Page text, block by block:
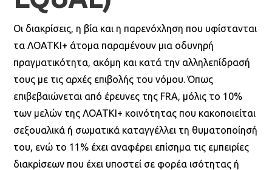
Οι διακρίσεις, η βία και η παρενόχληση που υφίστανται
τα ΛΟΑΤΚΙ+ άτομα παραμένουν μια οδυνηρή
πραγματικότητα, ακόμη και κατά την αλληλεπίδρασή
τους με τις αρχές επιβολής του νόμου. Όπως
επιβεβαιώνεται από έρευνες της FRA, μόλις το 10%
των μελών της ΛΟΑΤΚΙ+ κοινότητας που κακοποιείται
σεξουαλικά ή σωματικά καταγγέλλει τη θυματοποίησή
του, ενώ το 11% έχει αναφέρει επίσημα τις εμπειρίες
διακρίσεων που έχει υποστεί σε φορέα ισότητας ή